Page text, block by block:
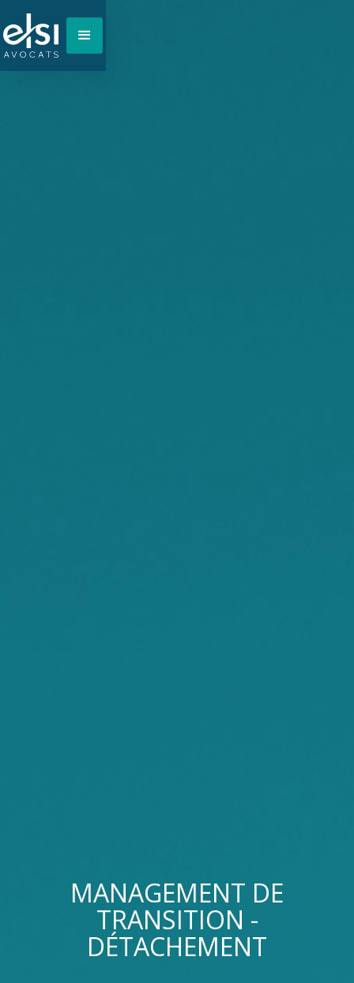
MANAGEMENT DE
TRANSITION -
DÉTACHEMENT